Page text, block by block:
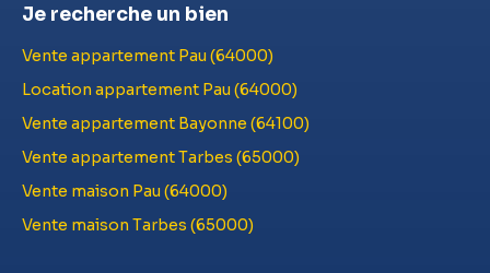
Je recherche un bien
Vente appartement Pau (64000)
Location appartement Pau (64000)
Vente appartement Bayonne (64100)
Vente appartement Tarbes (65000)
Vente maison Pau (64000)
Vente maison Tarbes (65000)